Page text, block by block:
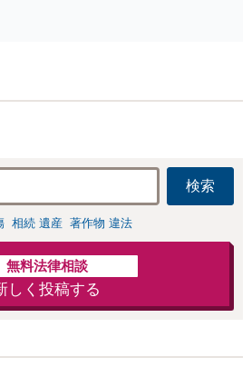
者さまのご要望を
有】【初回相談30
検索
相続 遺産 著作物 違法
無料法律相談
しく投稿する